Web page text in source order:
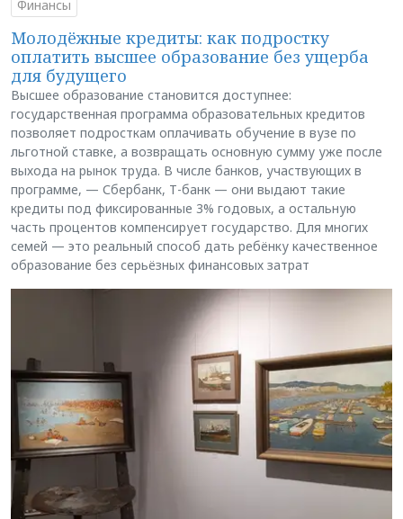
Финансы
Молодёжные кредиты: как подростку
оплатить высшее образование без ущерба
для будущего
Высшее образование становится доступнее:
государственная программа образовательных кредитов
позволяет подросткам оплачивать обучение в вузе по
льготной ставке, а возвращать основную сумму уже после
выхода на рынок труда. В числе банков, участвующих в
программе, — Сбербанк, Т-банк — они выдают такие
кредиты под фиксированные 3% годовых, а остальную
часть процентов компенсирует государство. Для многих
семей — это реальный способ дать ребёнку качественное
образование без серьёзных финансовых затрат